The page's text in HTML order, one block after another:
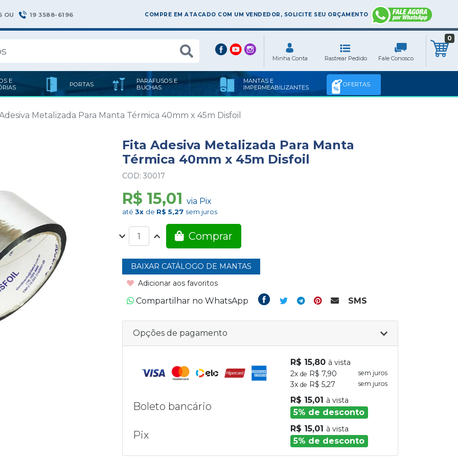
OU 19 3588-6196 COMPRE EM ATACADO COM UM VENDEDOR, SOLICITE SEU ORÇAMENTO
0
E
PORTAS
PARAFUSOS E
BUCHAS
MANTAS E
IMPERMEABILIZANTES
OFERTAS
Metalizada Para Manta Térmica 40mm x 45m Disfoil
Fita Adesiva Metalizada Para Manta
Térmica 40mm x 45m Disfoil
COD: 30017
até 3x de R$ 5,27 sem juros
R$ 15,01 via Pix
Comprar
BAIXAR CATÁLOGO DE MANTAS
Adicionar aos favoritos
Compartilhar no WhatsApp SMS
Opções de pagamento
R$ 15,80 à vista
2x de R$ 7,90 sem juros
3x de R$ 5,27 sem juros
Boleto bancário
R$ 15,01 à vista
5% de desconto
Pix
R$ 15,01 à vista
5% de desconto